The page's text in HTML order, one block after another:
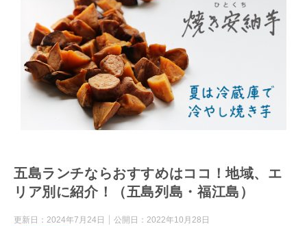
五島ランチならおすすめはココ！地域、エ
リア別に紹介！（五島列島・福江島）
更新日： 2024年7月24日 公開日： 2022年10月28日